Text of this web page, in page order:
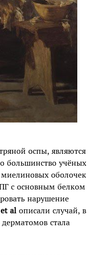
оспы, являются
большинство учёных
оболочек
ПГ с основным белком
нарушение
et al описали случай, в
стала